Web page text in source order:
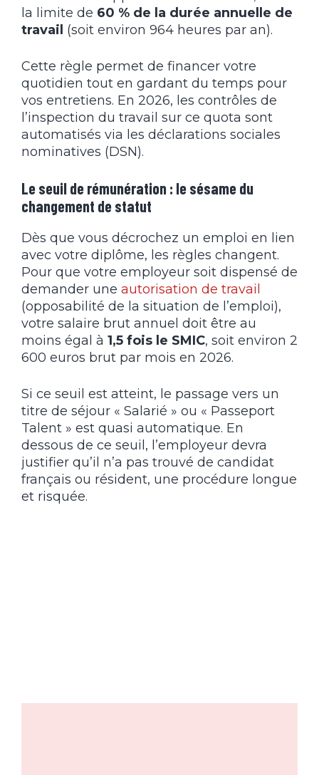
la limite de 60 % de la durée annuelle de
travail (soit environ 964 heures par an).
Cette règle permet de financer votre
quotidien tout en gardant du temps pour
vos entretiens. En 2026, les contrôles de
l’inspection du travail sur ce quota sont
automatisés via les déclarations sociales
nominatives (DSN).
Le seuil de rémunération : le sésame du
changement de statut
Dès que vous décrochez un emploi en lien
avec votre diplôme, les règles changent.
Pour que votre employeur soit dispensé de
demander une autorisation de travail
(opposabilité de la situation de l’emploi),
votre salaire brut annuel doit être au
moins égal à 1,5 fois le SMIC, soit environ 2
600 euros brut par mois en 2026.
Si ce seuil est atteint, le passage vers un
titre de séjour « Salarié » ou « Passeport
Talent » est quasi automatique. En
dessous de ce seuil, l’employeur devra
justifier qu’il n’a pas trouvé de candidat
français ou résident, une procédure longue
et risquée.